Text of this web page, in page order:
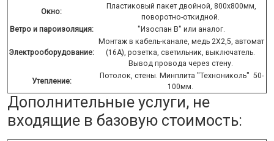
Окно:
Пластиковый пакет двойной, 800х800мм,
поворотно-откидной.
Ветро и пароизоляция:
"Изоспан В" или аналог.
Электрооборудование:
Монтаж в кабель-канале, медь 2Х2,5, автомат
(16А), розетка, светильник, выключатель.
Вывод провода через стену.
Утепление:
Потолок, стены. Минплита "Технониколь" 50-
100мм.
Дополнительные услуги, не
входящие в базовую стоимость: